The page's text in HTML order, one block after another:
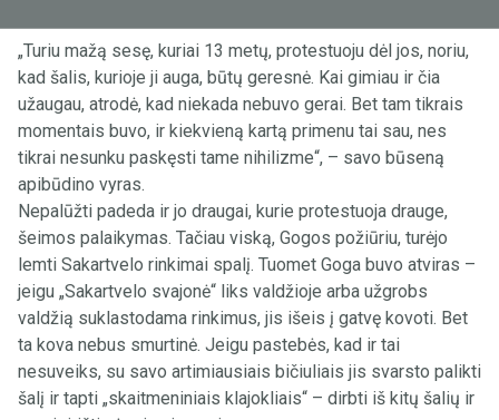
„Turiu mažą sesę, kuriai 13 metų, protestuoju dėl jos, noriu,
kad šalis, kurioje ji auga, būtų geresnė. Kai gimiau ir čia
užaugau, atrodė, kad niekada nebuvo gerai. Bet tam tikrais
momentais buvo, ir kiekvieną kartą primenu tai sau, nes
tikrai nesunku paskęsti tame nihilizme“, – savo būseną
apibūdino vyras.
Nepalūžti padeda ir jo draugai, kurie protestuoja drauge,
šeimos palaikymas. Tačiau viską, Gogos požiūriu, turėjo
lemti Sakartvelo rinkimai spalį. Tuomet Goga buvo atviras –
jeigu „Sakartvelo svajonė“ liks valdžioje arba užgrobs
valdžią suklastodama rinkimus, jis išeis į gatvę kovoti. Bet
ta kova nebus smurtinė. Jeigu pastebės, kad ir tai
nesuveiks, su savo artimiausiais bičiuliais jis svarsto palikti
šalį ir tapti „skaitmeniniais klajokliais“ – dirbti iš kitų šalių ir